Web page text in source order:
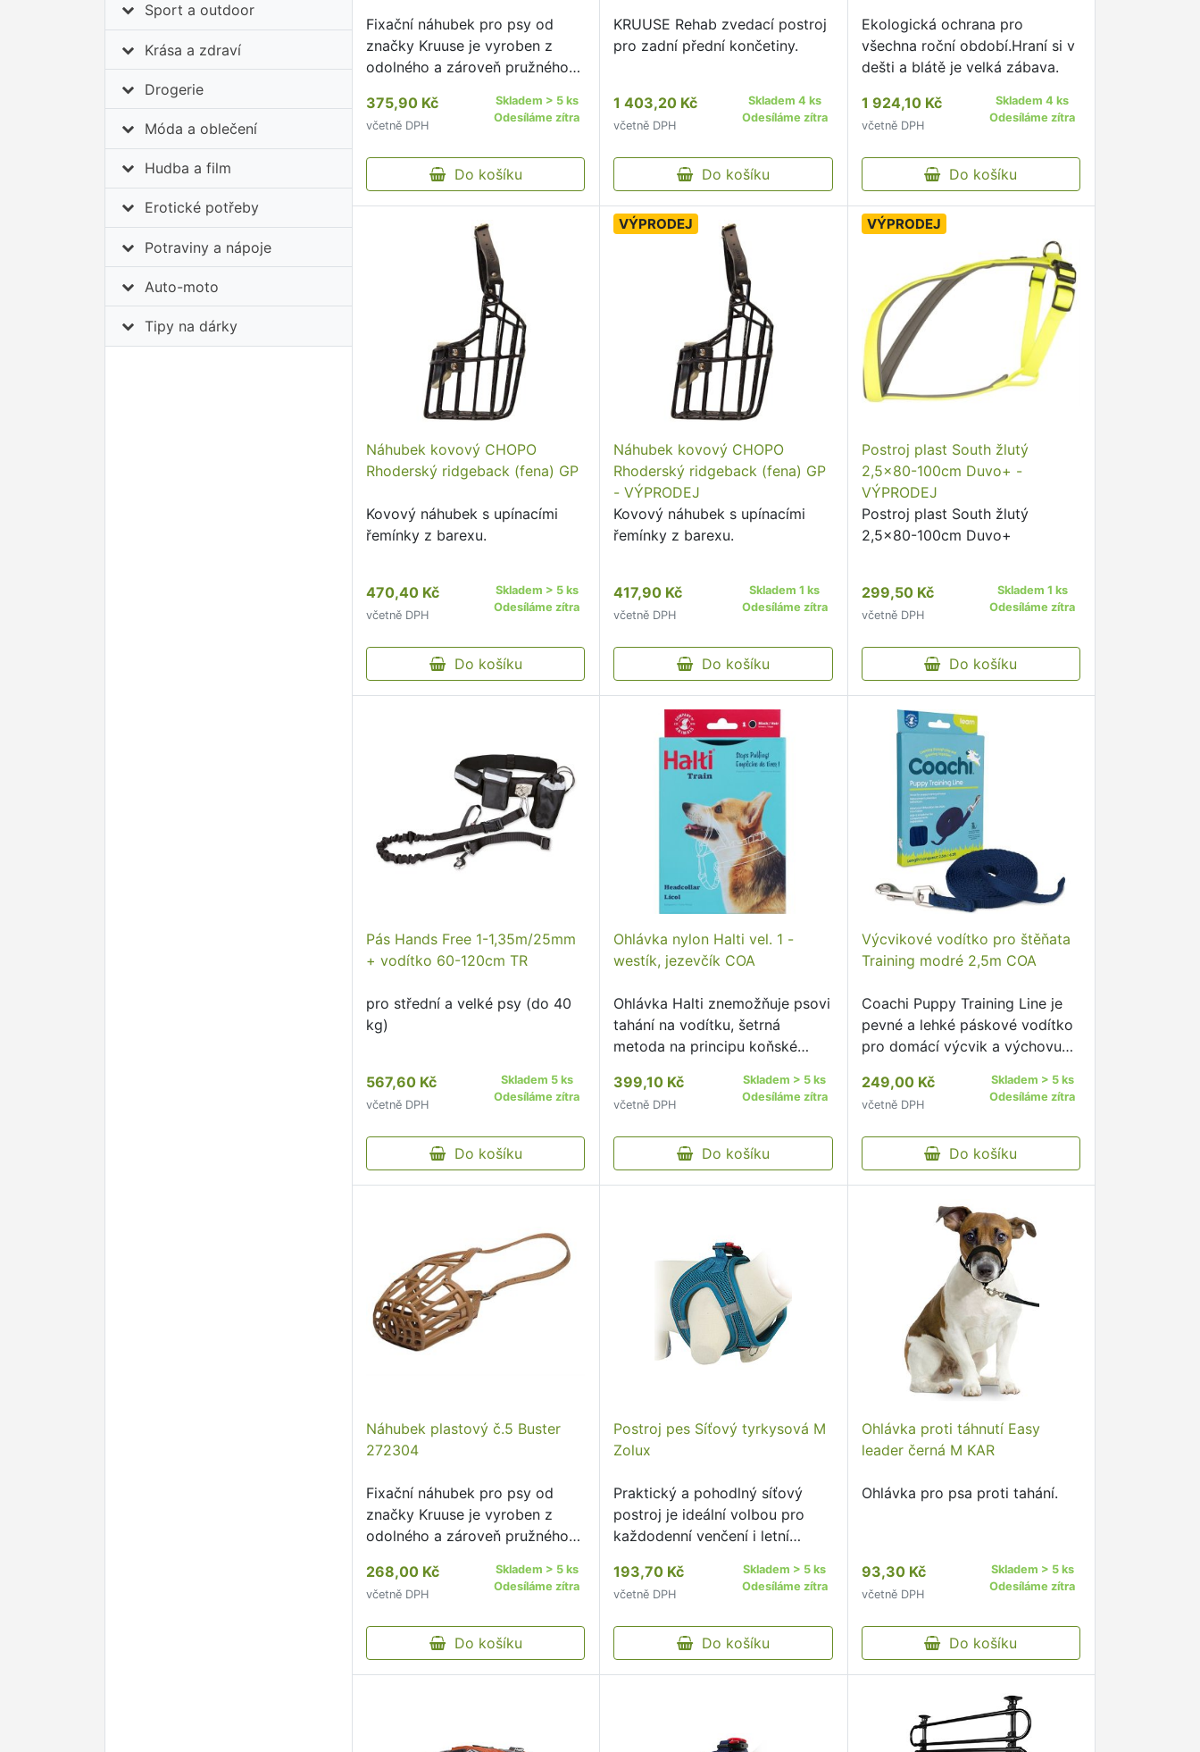
Sport a outdoor
Krása a zdraví
Drogerie
Móda a oblečení
Hudba a film
Erotické potřeby
Potraviny a nápoje
Auto-moto
Tipy na dárky
Fixační náhubek pro psy od
značky Kruuse je vyroben z
odolného a zároveň pružného
375,90 Kč
včetně DPH
Skladem > 5 ks
Odesíláme zítra
Do košíku
KRUUSE Rehab zvedací postroj
pro zadní přední končetiny.
1 403,20 Kč
včetně DPH
Skladem 4 ks
Odesíláme zítra
Do košíku
Ekologická ochrana pro
všechna roční období.Hraní si v
dešti a blátě je velká zábava.
1 924,10 Kč
včetně DPH
Skladem 4 ks
Odesíláme zítra
Do košíku
Náhubek kovový CHOPO
Rhoderský ridgeback (fena) GP
Kovový náhubek s upínacími
řemínky z barexu.
470,40 Kč
včetně DPH
Skladem > 5 ks
Odesíláme zítra
Do košíku
VÝPRODEJ
Náhubek kovový CHOPO
Rhoderský ridgeback (fena) GP
- VÝPRODEJ
Kovový náhubek s upínacími
řemínky z barexu.
417,90 Kč
včetně DPH
Skladem 1 ks
Odesíláme zítra
Do košíku
VÝPRODEJ
Postroj plast South žlutý
2,5x80-100cm Duvo+ -
VÝPRODEJ
Postroj plast South žlutý
2,5x80-100cm Duvo+
299,50 Kč
včetně DPH
Skladem 1 ks
Odesíláme zítra
Do košíku
Pás Hands Free 1-1,35m/25mm
+ vodítko 60-120cm TR
pro střední a velké psy (do 40
kg)
567,60 Kč
včetně DPH
Skladem 5 ks
Odesíláme zítra
Do košíku
Ohlávka nylon Halti vel. 1 -
westík, jezevčík COA
Ohlávka Halti znemožňuje psovi
tahání na vodítku, šetrná
metoda na principu koňské
399,10 Kč
včetně DPH
Skladem > 5 ks
Odesíláme zítra
Do košíku
Výcvikové vodítko pro štěňata
Training modré 2,5m COA
Coachi Puppy Training Line je
pevné a lehké páskové vodítko
pro domácí výcvik a výchovu
249,00 Kč
včetně DPH
Skladem > 5 ks
Odesíláme zítra
Do košíku
Náhubek plastový č.5 Buster
272304
Fixační náhubek pro psy od
značky Kruuse je vyroben z
odolného a zároveň pružného
268,00 Kč
včetně DPH
Skladem > 5 ks
Odesíláme zítra
Do košíku
Postroj pes Síťový tyrkysová M
Zolux
Praktický a pohodlný síťový
postroj je ideální volbou pro
každodenní venčení i letní
193,70 Kč
včetně DPH
Skladem > 5 ks
Odesíláme zítra
Do košíku
Ohlávka proti táhnutí Easy
leader černá M KAR
Ohlávka pro psa proti tahání.
93,30 Kč
včetně DPH
Skladem > 5 ks
Odesíláme zítra
Do košíku